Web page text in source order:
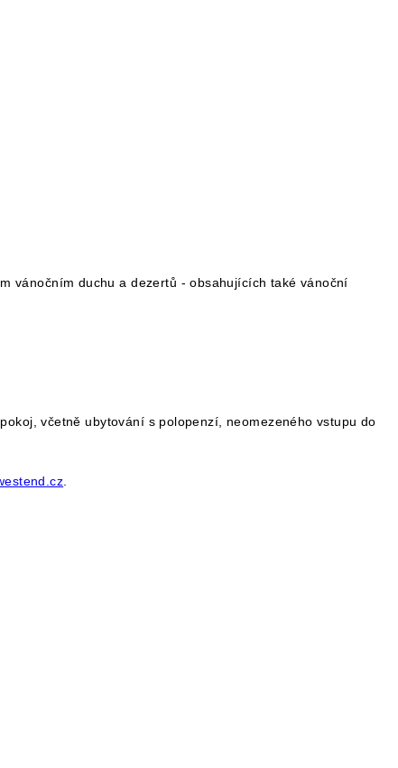
vánočním duchu a dezertů - obsahujících také vánoční
včetně ubytování s polopenzí, neomezeného vstupu do